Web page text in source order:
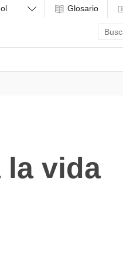
Glosario
Enter
search
term
la vida